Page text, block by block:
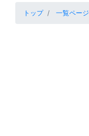
トップ 一覧ページ